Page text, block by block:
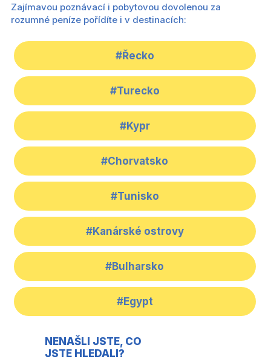
Zajímavou poznávací i pobytovou dovolenou za
rozumné peníze pořídíte i v destinacích:
#Řecko
#Turecko
#Kypr
#Chorvatsko
#Tunisko
#Kanárské ostrovy
#Bulharsko
#Egypt
NENAŠLI JSTE, CO
JSTE HLEDALI?